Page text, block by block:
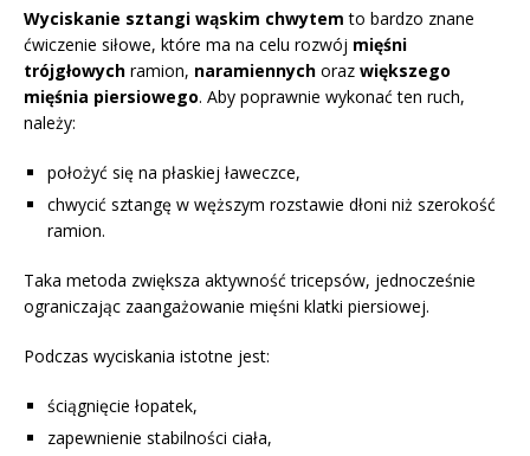
Wyciskanie sztangi wąskim chwytem to bardzo znane
ćwiczenie siłowe, które ma na celu rozwój mięśni
trójgłowych ramion, naramiennych oraz większego
mięśnia piersiowego. Aby poprawnie wykonać ten ruch,
należy:
położyć się na płaskiej ławeczce,
chwycić sztangę w węższym rozstawie dłoni niż szerokość
ramion.
Taka metoda zwiększa aktywność tricepsów, jednocześnie
ograniczając zaangażowanie mięśni klatki piersiowej.
Podczas wyciskania istotne jest:
ściągnięcie łopatek,
zapewnienie stabilności ciała,